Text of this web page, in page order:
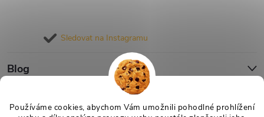
Používáme cookies, abychom Vám umožnili pohodlné prohlížení
Sledovat na Instagramu
Blog
Informace pro vás